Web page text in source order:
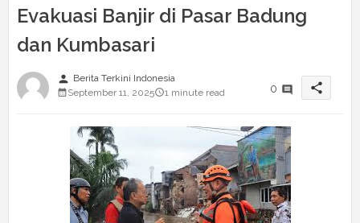
Evakuasi Banjir di Pasar Badung
dan Kumbasari
person Berita Terkini Indonesia
September 11, 2025
1 minute read 0 share